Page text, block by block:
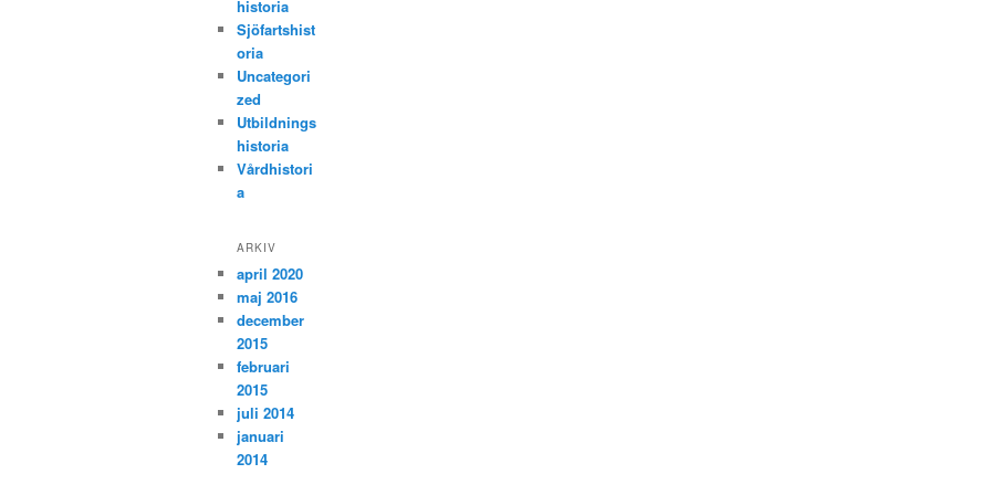
historia
Sjöfartshist
oria
Uncategori
zed
Utbildnings
historia
Vårdhistori
a
ARKIV
april 2020
maj 2016
december
2015
februari
2015
juli 2014
januari
2014